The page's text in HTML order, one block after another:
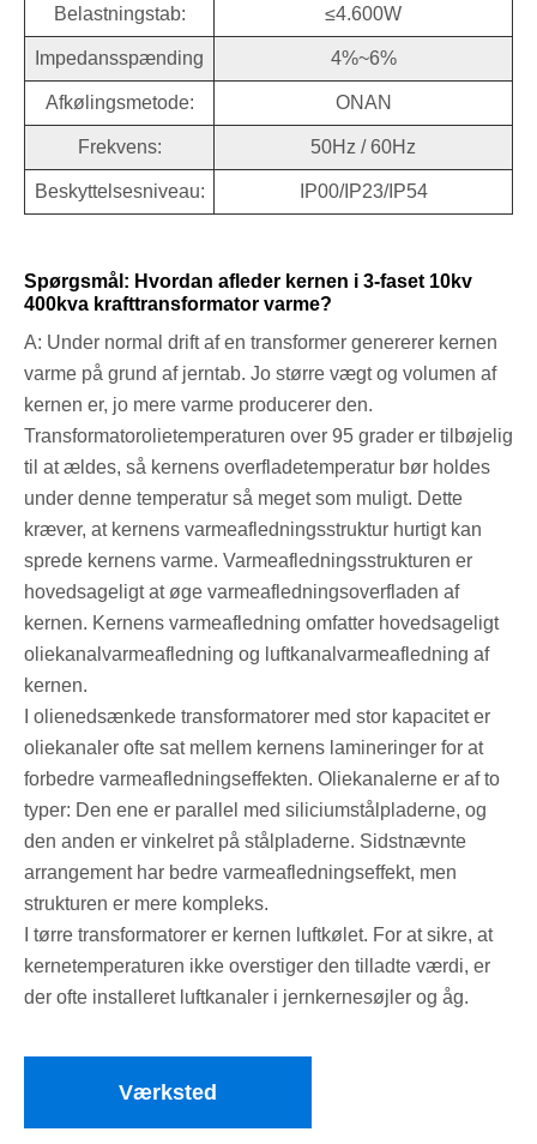
Belastningstab: ≤4.600W
Impedansspænding 4%~6%
Afkølingsmetode: ONAN
Frekvens: 50Hz / 60Hz
Beskyttelsesniveau: IP00/IP23/IP54
Spørgsmål: Hvordan afleder kernen i 3-faset 10kv
400kva krafttransformator varme?
A: Under normal drift af en transformer genererer kernen
varme på grund af jerntab. Jo større vægt og volumen af ​​
kernen er, jo mere varme producerer den.
Transformatorolietemperaturen over 95 grader er tilbøjelig
til at ældes, så kernens overfladetemperatur bør holdes
under denne temperatur så meget som muligt. Dette
kræver, at kernens varmeafledningsstruktur hurtigt kan
sprede kernens varme. Varmeafledningsstrukturen er
hovedsageligt at øge varmeafledningsoverfladen af ​​
kernen. Kernens varmeafledning omfatter hovedsageligt
oliekanalvarmeafledning og luftkanalvarmeafledning af
kernen.
I olienedsænkede transformatorer med stor kapacitet er
oliekanaler ofte sat mellem kernens lamineringer for at
forbedre varmeafledningseffekten. Oliekanalerne er af to
typer: Den ene er parallel med siliciumstålpladerne, og
den anden er vinkelret på stålpladerne. Sidstnævnte
arrangement har bedre varmeafledningseffekt, men
strukturen er mere kompleks.
I tørre transformatorer er kernen luftkølet. For at sikre, at
kernetemperaturen ikke overstiger den tilladte værdi, er
der ofte installeret luftkanaler i jernkernesøjler og åg.
Værksted